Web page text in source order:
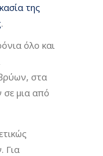
της
.
όλο και
στα
σε μια από
Για